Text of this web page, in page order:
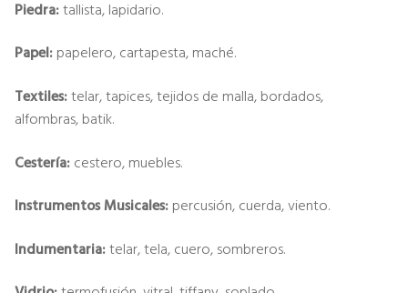
Piedra:tallista, lapidario.
Papel: papelero, cartapesta, maché.
Textiles:telar, tapices, tejidos de malla, bordados,
alfombras, batik.
Cestería: cestero, muebles.
Instrumentos Musicales: percusión, cuerda, viento.
Indumentaria:telar, tela, cuero, sombreros.